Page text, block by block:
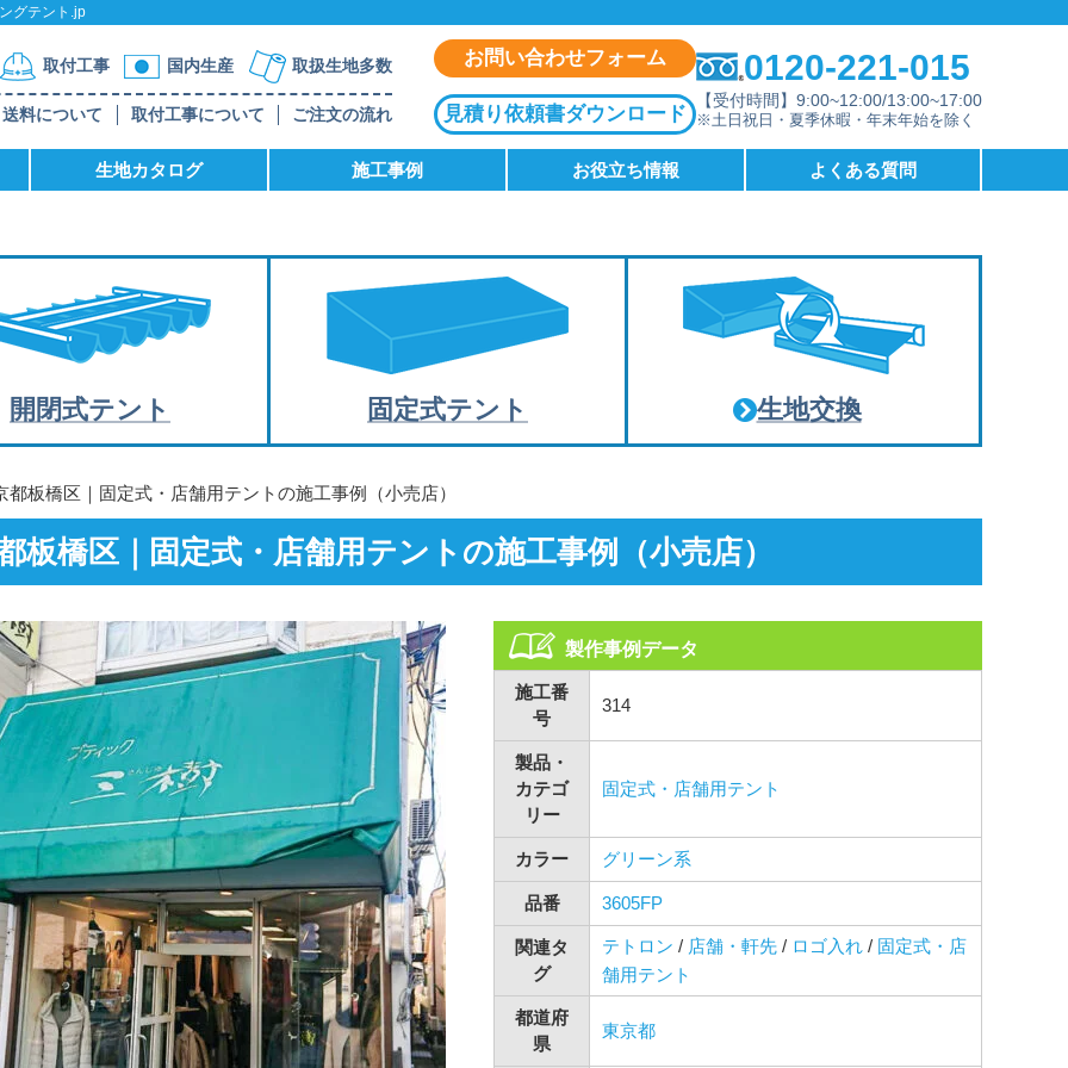
グテント.jp
取付工事 国内生産 取扱生地多数
送料について 取付工事について ご注文の流れ
お問い合わせフォーム
見積り依頼書ダウンロード
0120-221-015
【受付時間】9:00~12:00/13:00~17:00
※土日祝日・夏季休暇・年末年始を除く
生地カタログ 施工事例 お役立ち情報 よくある質問
開閉式テント 固定式テント 生地交換
都板橋区｜固定式・店舗用テントの施工事例（小売店）
板橋区｜固定式・店舗用テントの施工事例（小売店）
製作事例データ
施工番
号
314
製品・
カテゴ
リー
固定式・店舗用テント
カラー グリーン系
品番 3605FP
関連タ
グ
テトロン / 店舗・軒先 / ロゴ入れ / 固定式・店
舗用テント
都道府
県
東京都